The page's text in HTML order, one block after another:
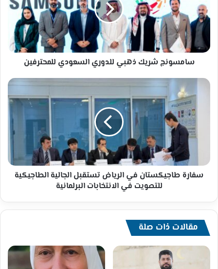
السعودي
للمحترفين
سامسونج شريك ذهبي للدوري السعودي للمحترفين
سفارة
طاجيكستان
الرياض
تستقبل
الجالية
الطاجيكية
للتصويت
في
الانتخابات
سفارة طاجيكستان في الرياض تستقبل الجالية الطاجيكية
للتصويت في الانتخابات البرلمانية
مقالات ذات صلة